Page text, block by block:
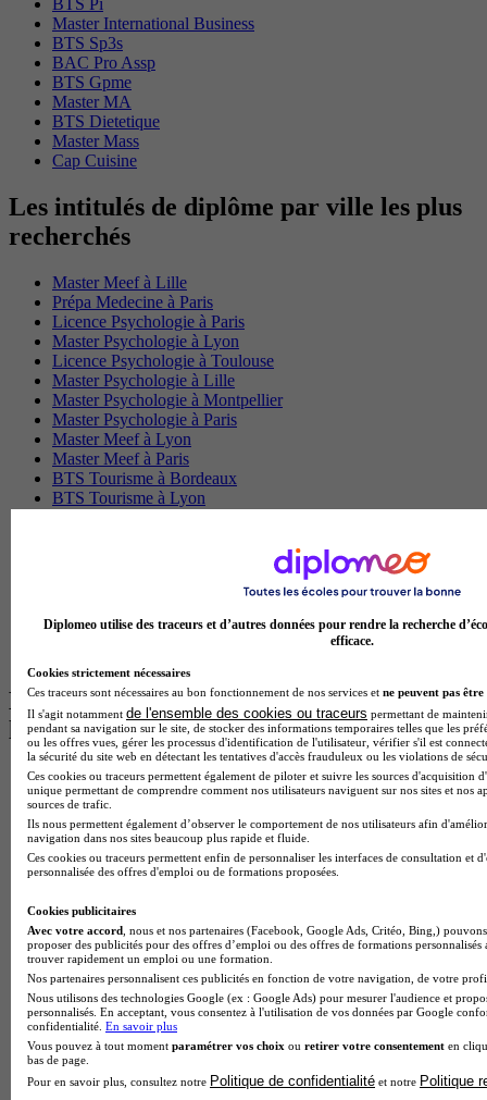
BTS Pi
Master International Business
BTS Sp3s
BAC Pro Assp
BTS Gpme
Master MA
BTS Dietetique
Master Mass
Cap Cuisine
Les intitulés de diplôme par ville les plus
recherchés
Master Meef à Lille
Prépa Medecine à Paris
Licence Psychologie à Paris
Master Psychologie à Lyon
Licence Psychologie à Toulouse
Master Psychologie à Lille
Master Psychologie à Montpellier
Master Psychologie à Paris
Master Meef à Lyon
Master Meef à Paris
BTS Tourisme à Bordeaux
BTS Tourisme à Lyon
BTS Communication à Bordeaux
Master Psychologie à Angers
BTS Communication à Lyon
Les intitulés de diplôme par alternance
les plus recherchés
BTS Esf en alternance
BTS Dietetique en alternance
BTS Mco en alternance
BTS Pi en alternance
BTS Sp3s en alternance
Master CCA en alternance
BTS Sam en alternance
Cap Fleuriste en alternance
BTS Sio en alternance
MSc Marketing Digital en alternance
BTS Gpme en alternance
Cap Electricien en alternance
BTS Gpn en alternance
BTS Domotique en alternance
BAC Pro Agora en alternance
BTS Sta en alternance
Diplomeo utilise des traceurs et d’autres données pour rendre la recherche
efficace.
Cookies strictement nécessaires
Ces traceurs sont nécessaires au bon fonctionnement de nos services et ne peuvent pas être
Il s'agit notamment de l'ensemble des cookies ou traceurs permettant de
pendant sa navigation sur le site, de stocker des informations temporaires telles que les
ou les offres vues, gérer les processus d'identification de l'utilisateur, vérifier s'il est
la sécurité du site web en détectant les tentatives d'accès frauduleux ou les violations de
Ces cookies ou traceurs permettent également de piloter et suivre les sources d'acquisition
unique permettant de comprendre comment nos utilisateurs naviguent sur nos sites et nos
sources de trafic.
Ils nous permettent également d’observer le comportement de nos utilisateurs afin
navigation dans nos sites beaucoup plus rapide et fluide.
Ces cookies ou traceurs permettent enfin de personnaliser les interfaces de consultation et
personnalisée des offres d'emploi ou de formations proposées.
Cookies publicitaires
Avec votre accord , nous et nos partenaires (Facebook, Google Ads, Critéo, Bing,)
proposer des publicités pour des offres d’emploi ou des offres de formations
trouver rapidement un emploi ou une formation.
Nos partenaires personnalisent ces publicités en fonction de votre navigation, de votre
Nous utilisons des technologies Google (ex : Google Ads) pour mesurer l'audience et
personnalisés. En acceptant, vous consentez à l'utilisation de vos données par Google
confidentialité. En savoir plus
Vous pouvez à tout moment paramétrer vos choix ou retirer votre consentement en
bas de page.
Pour en savoir plus, consultez notre Politique de confidentialité et notre Politique